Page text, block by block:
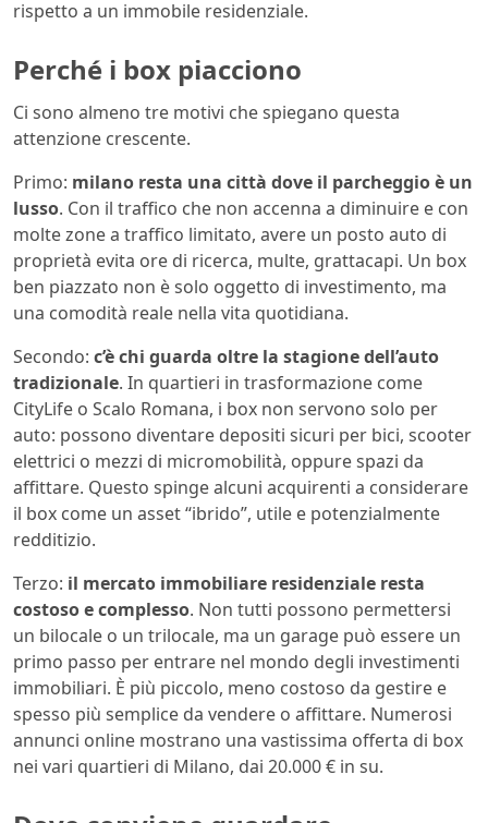
rispetto a un immobile residenziale.
Perché i box piacciono
Ci sono almeno tre motivi che spiegano questa
attenzione crescente.
Primo: milano resta una città dove il parcheggio è un
lusso. Con il traffico che non accenna a diminuire e con
molte zone a traffico limitato, avere un posto auto di
proprietà evita ore di ricerca, multe, grattacapi. Un box
ben piazzato non è solo oggetto di investimento, ma
una comodità reale nella vita quotidiana.
Secondo: c’è chi guarda oltre la stagione dell’auto
tradizionale. In quartieri in trasformazione come
CityLife o Scalo Romana, i box non servono solo per
auto: possono diventare depositi sicuri per bici, scooter
elettrici o mezzi di micromobilità, oppure spazi da
affittare. Questo spinge alcuni acquirenti a considerare
il box come un asset “ibrido”, utile e potenzialmente
redditizio.
Terzo: il mercato immobiliare residenziale resta
costoso e complesso. Non tutti possono permettersi
un bilocale o un trilocale, ma un garage può essere un
primo passo per entrare nel mondo degli investimenti
immobiliari. È più piccolo, meno costoso da gestire e
spesso più semplice da vendere o affittare. Numerosi
annunci online mostrano una vastissima offerta di box
nei vari quartieri di Milano, dai 20.000 € in su.